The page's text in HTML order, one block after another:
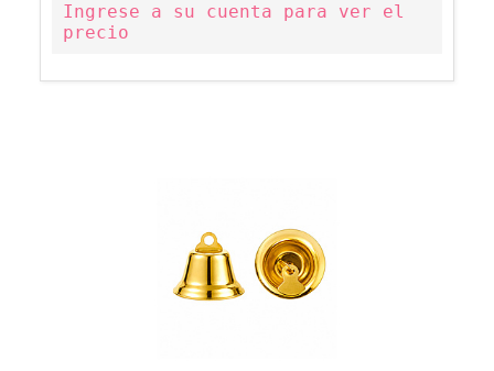
Ingrese a su cuenta para ver el
precio